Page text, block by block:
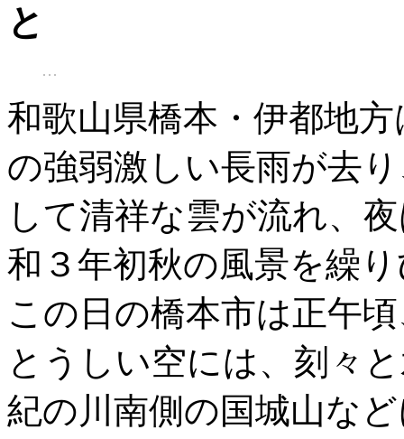
と
和歌山県橋本・伊都地
の強弱激しい長雨が去
して清祥な雲が流れ、
和３年初秋の風景を繰
この日の橋本市は正午
とうしい空には、刻々
紀の川南側の国城山な